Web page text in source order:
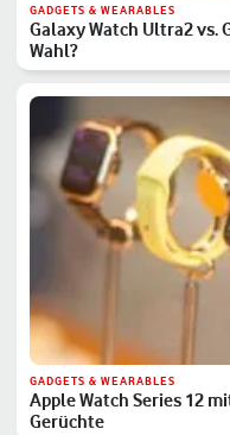
GADGETS & WEARABLES
Galaxy Watch Ultra2 vs.
Wahl?
GADGETS & WEARABLES
Apple Watch Series 12
Gerüchte